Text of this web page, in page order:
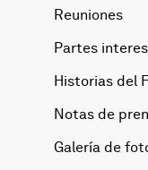
Reuniones
Partes
Historias del
Notas de
Galería de